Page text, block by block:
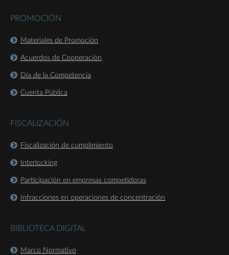
PROMOCIÓN
Materiales de Promoción
Acuerdos de Cooperación
Día de la Competencia
Cuenta Pública
FISCALIZACIÓN
Fiscalización de cumplimiento
Interlocking
Participación en empresas competidoras
Infracciones en operaciones de concentración
BIBLIOTECA DIGITAL
Marco Normativo